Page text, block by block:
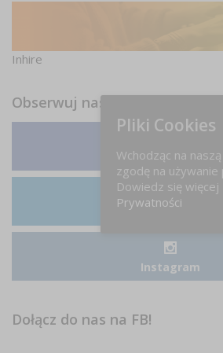
Inhire
Obserwuj nas
Facebook
LinkedIn
Instagram
Dołącz do nas na FB!
Pliki Cookies
Wchodząc na
zgodę na używanie
Dowiedz się więcej
Prywatności